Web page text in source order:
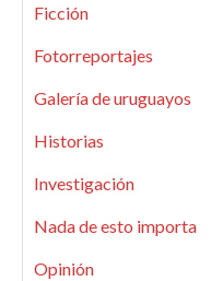
Ficción
Fotorreportajes
Galería de uruguayos
Historias
Investigación
Nada de esto importa
Opinión